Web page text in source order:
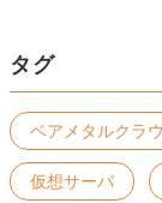
タグ
ベアメタルクラ
仮想サーバ